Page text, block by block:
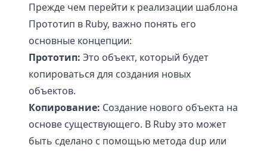
Прежде чем перейти к реализации шаблона
Прототип в Ruby, важно понять его
основные концепции:
Прототип: Это объект, который будет
копироваться для создания новых
объектов.
Копирование: Создание нового объекта на
основе существующего. В Ruby это может
быть сделано с помощью метода dup или